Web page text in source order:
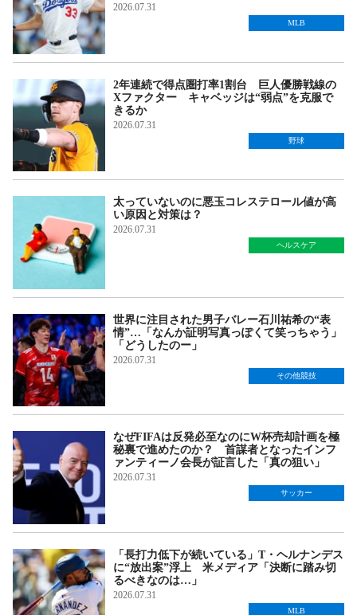
2026.07.31
MLB
2年連続で得点圏打率1割台 巨人優勝戦線の
Xファクター キャベッジは“弱点”を克服で
きるか
2026.07.31
野球
太っていないのに悪玉コレステロール値が高
い原因と対策は？
2026.07.31
ヘルスケア
世界に注目された男子バレー石川祐希の“表
情”…「なんか証明写真っぽくて笑っちゃう」
「どうしたのー」
2026.07.31
その他競技
なぜFIFAは反発必至なのにW杯売却計画を極
秘裏で進めたのか？ 首謀者となったインフ
ァンティーノ会長が証言した「真の狙い」
2026.07.31
サッカー
「長打力低下が続いている」T・ヘルナンデス
に“放出案”浮上 米メディア「決断に踏み切
るべきなのは…」
2026.07.31
MLB